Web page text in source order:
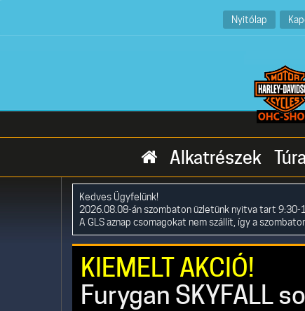
Nyitólap
Alkatrészek
Kedves Ügyfelünk!
2026.08.08-án szombaton üzletünk nyitva tart 9:30-
A GLS aznap csomagokat nem szállít, így a
KIEMELT AKCIÓ!
Furygan SKYFALL